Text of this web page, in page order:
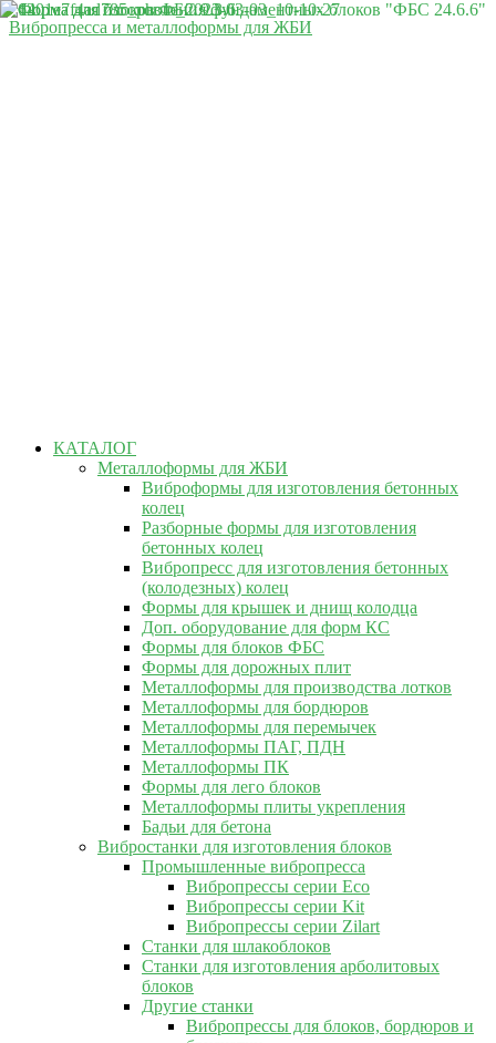
Вибропресса и металлоформы для ЖБИ
КАТАЛОГ
Металлоформы для ЖБИ
Виброформы для изготовления бетонных
колец
Разборные формы для изготовления
бетонных колец
Вибропресс для изготовления бетонных
(колодезных) колец
Формы для крышек и днищ колодца
Доп. оборудование для форм КС
Формы для блоков ФБС
Формы для дорожных плит
Металлоформы для производства лотков
Металлоформы для бордюров
Металлоформы для перемычек
Металлоформы ПАГ, ПДН
Металлоформы ПК
Формы для лего блоков
Металлоформы плиты укрепления
Бадьи для бетона
Вибростанки для изготовления блоков
Промышленные вибропресса
Вибропрессы серии Eco
Вибропрессы серии Kit
Вибропрессы серии Zilart
Станки для шлакоблоков
Станки для изготовления арболитовых
блоков
Другие станки
Вибропрессы для блоков, бордюров и